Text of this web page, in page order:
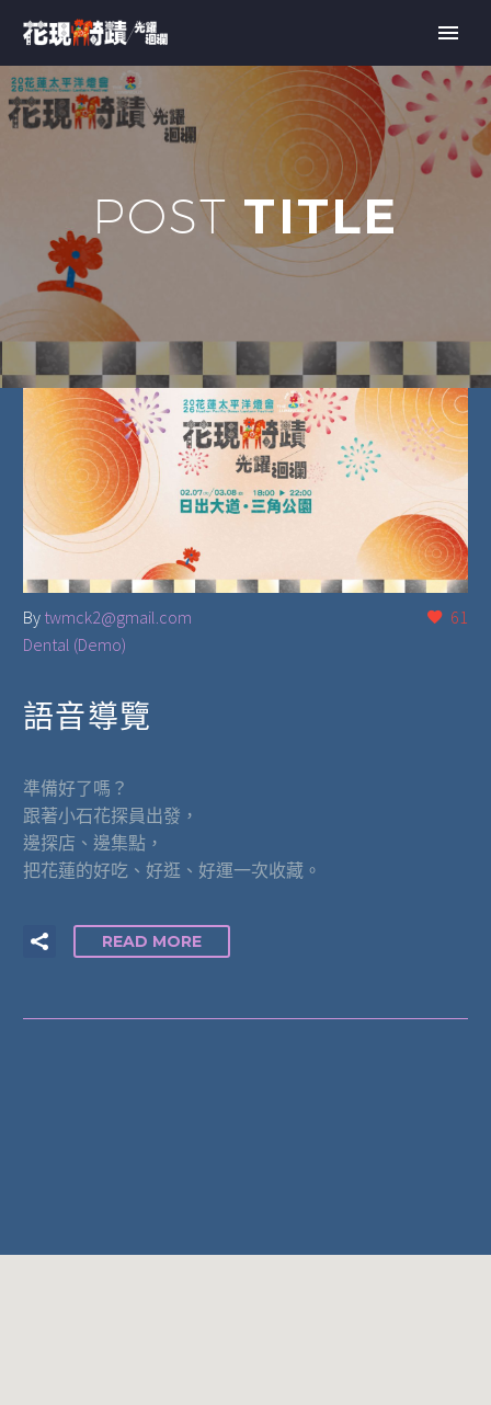
POST TITLE
61
By twmck2@gmail.com
Dental (Demo)
語音導覽
準備好了嗎？
跟著小石花探員出發，
邊探店、邊集點，
把花蓮的好吃、好逛、好運一次收藏。
READ MORE